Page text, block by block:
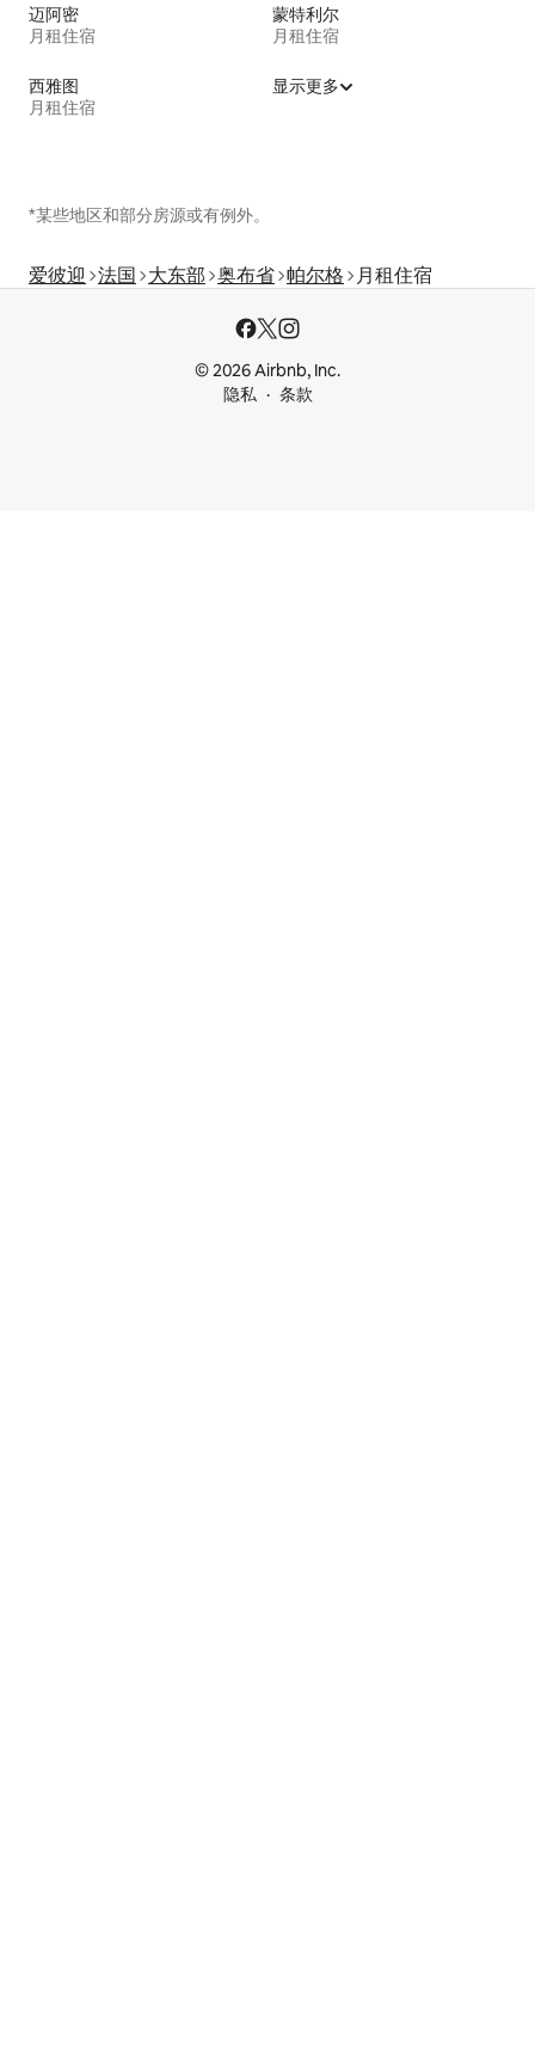
迈阿密
月租住宿
蒙特利尔
月租住宿
西雅图
月租住宿
显示更多
*某些地区和部分房源或有例外。
爱彼迎 法国 大东部 奥布省 帕尔格 月租住宿
© 2026 Airbnb, Inc.
隐私
条款